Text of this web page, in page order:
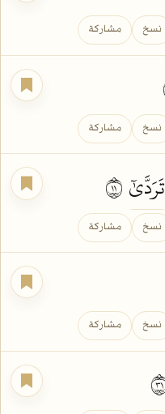
نسخ مشاركة
نسخ مشاركة
تَرَدَّىٰٓ
نسخ مشاركة
نسخ مشاركة